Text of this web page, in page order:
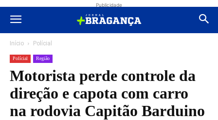
Publicidade
Início Polícial
Polícial Região
Motorista perde controle da
direção e capota com carro
na rodovia Capitão Barduino